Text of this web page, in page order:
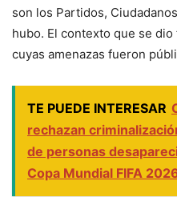
son los Partidos,
hubo. El contexto que se
cuyas amenazas fueron
TE PUEDE INTERESAR
rechazan
de personas
Copa Mundial FIFA